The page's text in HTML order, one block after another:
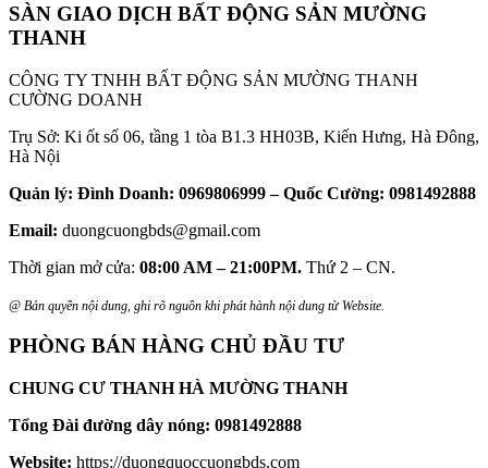
SÀN GIAO DỊCH BẤT ĐỘNG SẢN MƯỜNG
THANH
CÔNG TY TNHH BẤT ĐỘNG SẢN MƯỜNG THANH
CƯỜNG DOANH
Trụ Sở: Ki ốt số 06, tầng 1 tòa B1.3 HH03B, Kiến Hưng, Hà Đông,
Hà Nội
Quản lý: Đình Doanh: 0969806999 – Quốc Cường: 0981492888
Email: duongcuongbds@gmail.com
Thời gian mở cửa: 08:00 AM – 21:00PM. Thứ 2 – CN.
@ Bản quyền nội dung, ghi rõ nguồn khi phát hành nội dung từ Website.
PHÒNG BÁN HÀNG CHỦ ĐẦU TƯ
CHUNG CƯ THANH HÀ MƯỜNG THANH
Tổng Đài đường dây nóng: 0981492888
Website: https://duongquoccuongbds.com